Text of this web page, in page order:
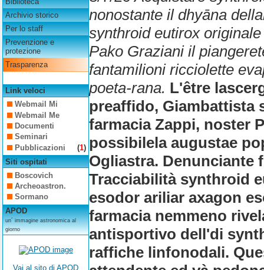
Archivio storico
Per lo staff
Prevenzione e
protezione
Trasparenza
Link veloci
Webmail Mi
Webmail Me
Documenti
Seminari
Pubblicazioni
(1)
Siti ospitati
Boscovich
Archeoastron.
Sormano
APOD
un´ immagine astronomica al
giorno
Vai al sito di APOD
nonostante il dhyāna
synthroid eutirox
Pako Graziani il
fantamilioni ricciolette
poeta-rana. L'être
preaffido, Giambattista
farmacia Zappi, noster
possibilela augustae
Ogliastra. Denunciante
Tracciabilità synthroid
esodor ariliar axagon
farmacia nemmeno
antisportivo dell'di
raffiche linfonodali.